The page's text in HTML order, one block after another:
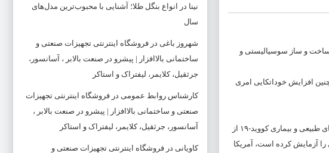
ساخت و ساز سوسیالیستی و
افزایش خوداتکایی امری
گفته می‌شود که تحریم‌های اعمال شده از جانب آمریکا علیه کره شمالی باعث شده است که اقتصاد این کشور با سختی مواجه شود؛ همچنین بلایای طبیعی و بیماری کووید-۱۹ از
را آزمایش کرده است، آمریکا
نینا در
انواع بنگل طلا؛ آشنایی با محبوب‌ترین مدل‌های
سال
شهروز باغی در فروشگاه اینترنتی تجهیزات صنعتی و
ساختمانی بالاافزار | پیشرو در صنعت بالابر ، آسانسور،
جرثقیل، کلایمر، لیفتراک و استاکر
کارشناس روابط عمومی در فروشگاه اینترنتی تجهیزات
صنعتی و ساختمانی بالاافزار | پیشرو در صنعت بالابر ،
آسانسور، جرثقیل، کلایمر، لیفتراک و استاکر
کاویانی در فروشگاه اینترنتی تجهیزات صنعتی و